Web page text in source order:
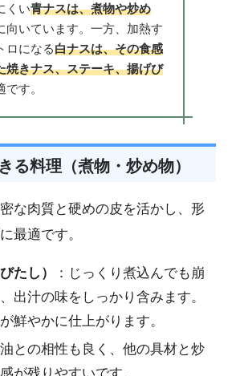
くい青ナスは、煮物や炒め
向いています。一方、加熱す
ロになる白ナスは、その食感
焼きナス、ステーキ、揚げび
です。
る料理（煮物・炒め物）
な肉質と硬めの皮を活かし、形
最適です。
たし）
：じっくり煮込んでも崩
出汁の味をしっかり含みます。
鮮やかに仕上がります。
油との相性も良く、他の具材と炒